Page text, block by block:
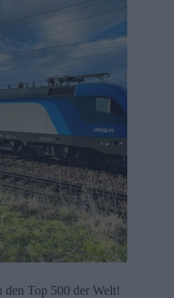
Top 500 der Welt!